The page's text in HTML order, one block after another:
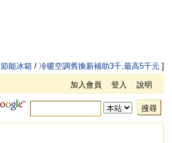
節能冰箱/ 冷暖空調舊換新補助3千,最高5千元]
加入會員 登入 說明
搜尋